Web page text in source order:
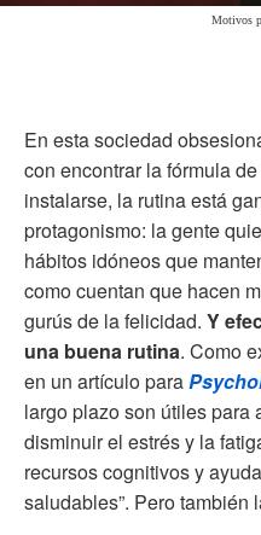
Motivos
En esta sociedad
con encontrar la fórmula
instalarse, la rutina está
protagonismo: la gente
hábitos idóneos que
como cuentan que hacen
gurús de la felicidad. Y
una buena rutina. Como
en un artículo para
largo plazo son útiles para
disminuir el estrés y la
recursos cognitivos y
saludables”. Pero también